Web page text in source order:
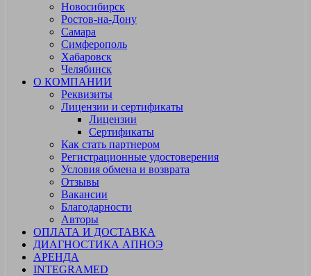
Новосибирск
Ростов-на-Дону
Самара
Симферополь
Хабаровск
Челябинск
О КОМПАНИИ
Реквизиты
Лицензии и сертификаты
Лицензии
Сертификаты
Как стать партнером
Регистрационные удостоверения
Условия обмена и возврата
Отзывы
Вакансии
Благодарности
Авторы
ОПЛАТА И ДОСТАВКА
ДИАГНОСТИКА АПНОЭ
АРЕНДА
INTEGRAMED